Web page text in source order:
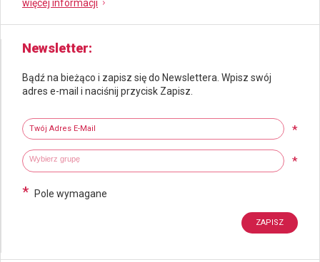
więcej informacji
Newsletter
Bądź na bieżąco i zapisz się do Newslettera. Wpisz swój
adres e-mail i naciśnij przycisk Zapisz.
Twój adres e-mail
*
Wybierz grupy tematyczne *
Wpisz wyszukiwaną fraze
* Pole wymagane